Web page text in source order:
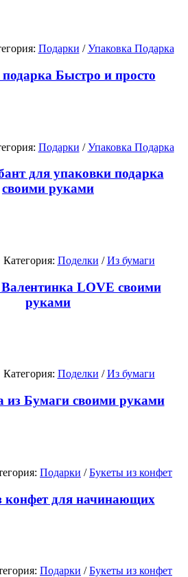
Подарки /Упаковка Подарка
Быстро и просто
Подарки /Упаковка Подарка
для упаковки подарка
своими руками
Категория: Поделки /Из бумаги
LOVE своими
руками
Категория: Поделки /Из бумаги
из Бумаги своими руками
Подарки /Букеты из конфет
конфет для начинающих
Подарки /Букеты из конфет